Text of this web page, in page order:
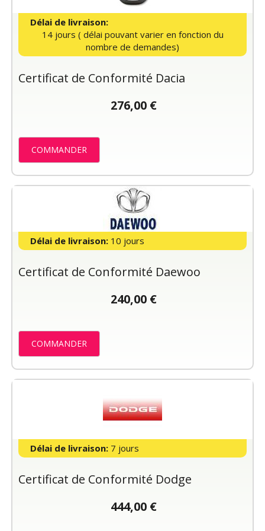
Délai de livraison:
14 jours ( délai pouvant varier en fonction du
nombre de demandes)
Certificat de Conformité Dacia
276,00 €
COMMANDER
Délai de livraison: 10 jours
Certificat de Conformité Daewoo
240,00 €
COMMANDER
Délai de livraison: 7 jours
Certificat de Conformité Dodge
444,00 €